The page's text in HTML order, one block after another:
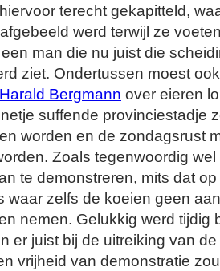
terecht gekapitteld,
werd terwijl ze
man die nu juist die
ziet. Ondertussen moest
Harald Bergmann over eieren
suffende provinciestadje
worden en de zondagsrust
Zoals tegenwoordig
te demonstreren, mits dat
waar zelfs de koeien geen
nemen. Gelukkig werd tijdig
er juist bij de uitreiking van
vrijheid van demonstratie